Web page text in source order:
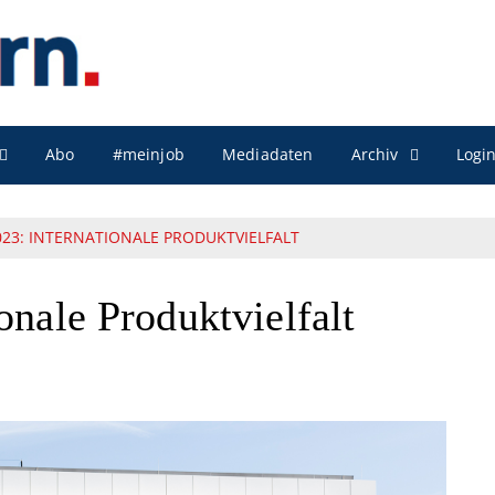
Abo #meinjob Mediadaten Archiv
INTERNATIONALE PRODUKTVIELFALT
Produktvielfalt